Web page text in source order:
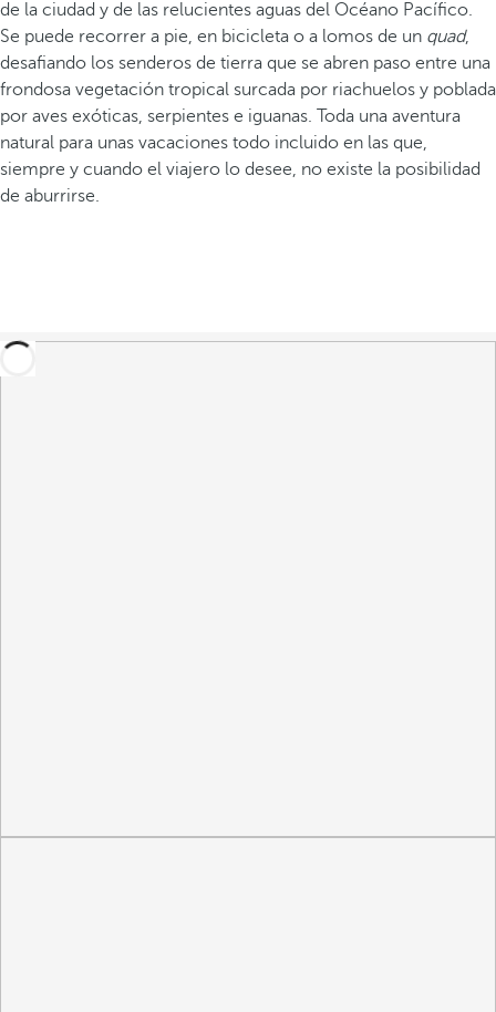
de la ciudad y de las relucientes aguas del Océano Pacífico.
Se puede recorrer a pie, en bicicleta o a lomos de un quad,
desafiando los senderos de tierra que se abren paso entre una
frondosa vegetación tropical surcada por riachuelos y poblada
por aves exóticas, serpientes e iguanas. Toda una aventura
natural para unas vacaciones todo incluido en las que,
siempre y cuando el viajero lo desee, no existe la posibilidad
de aburrirse.